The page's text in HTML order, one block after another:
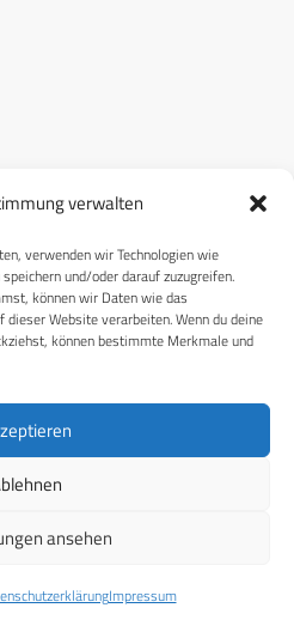
verwalten
verwenden wir Technologien wie
und/oder darauf zuzugreifen.
können wir Daten wie das
Website verarbeiten. Wenn du deine
können bestimmte Merkmale und
ansehen
Impressum
– Alle Rechte vorbehalten